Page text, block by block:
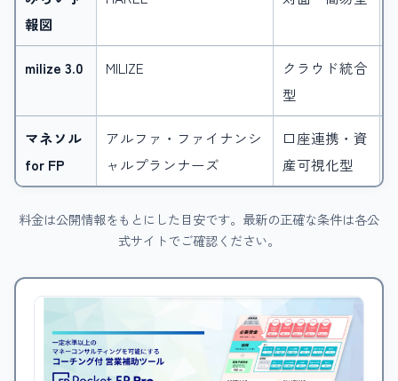
報図
milize 3.0 MILIZE
クラウド統合
型
マネソル
for FP
アルファ・ファイナンシ
ャルプランナーズ
口座連携・資
産可視化型
料金は公開情報をもとにした目安です。最新の正確な条件は各公
式サイトでご確認ください。